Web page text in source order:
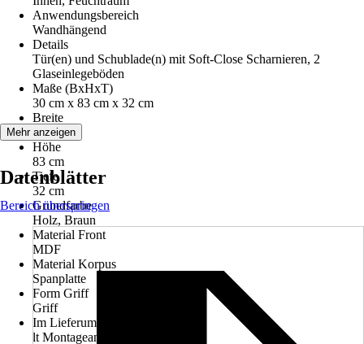
Anwendungsbereich
Wandhängend
Details
Tür(en) und Schublade(n) mit Soft-Close Scharnieren, 2
Glaseinlegeböden
Maße (BxHxT)
30 cm x 83 cm x 32 cm
Breite
30 cm
Höhe
83 cm
Tiefe
32 cm
Grundfarbe
Holz, Braun
Material Front
MDF
Material Korpus
Spanplatte
Form Griff
Griff
Im Lieferumfang enthalten
lt Montageanleitung
Mehr anzeigen
Datenblätter
Bereich überspringen